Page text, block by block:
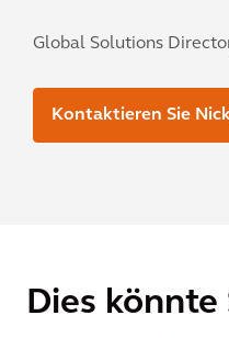
Global Solutions
Kontaktieren Sie
Dies könnte